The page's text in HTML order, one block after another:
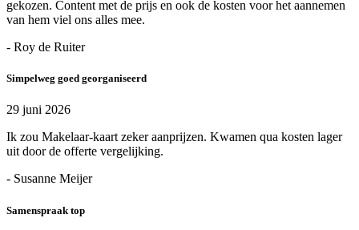
gekozen. Content met de prijs en ook de kosten voor het aannemen
van hem viel ons alles mee.
- Roy de Ruiter
Simpelweg goed georganiseerd
29 juni 2026
Ik zou Makelaar-kaart zeker aanprijzen. Kwamen qua kosten lager
uit door de offerte vergelijking.
- Susanne Meijer
Samenspraak top